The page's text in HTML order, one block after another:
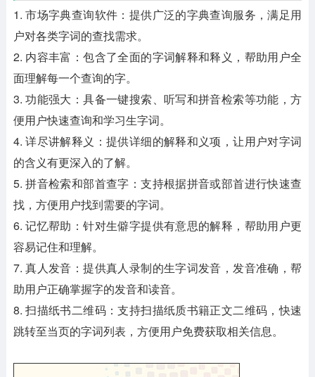
1. 市场字典查询软件：提供广泛的字典查询服务，满足用
户对各类字词的查找需求。
2. 内容丰富：包含了全面的字词解释和释义，帮助用户全
面理解每一个查询的字。
3. 功能强大：具备一键搜索、听写和拼音检索等功能，方
便用户快速查询和学习生字词。
4. 详尽讲解释义：提供详细的解释和义项，让用户对字词
的含义有更深入的了解。
5. 拼音检索和部首查字：支持根据拼音或部首进行快速查
找，方便用户找到需要的字词。
6. 记忆帮助：针对生僻字提供有意思的解释，帮助用户更
容易记住和理解。
7. 真人发音：提供真人录制的生字词发音，发音准确，帮
助用户正确掌握字的发音和读音。
8. 扫描纸书二维码：支持扫描纸质书籍正文二维码，快速
跳转至当页的字词列表，方便用户免费获取相关信息。